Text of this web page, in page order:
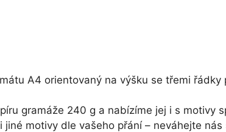
A4 orientovaný na výšku se třemi řádky
gramáže 240 g a nabízíme jej i s motivy
motivy dle vašeho přání – neváhejte